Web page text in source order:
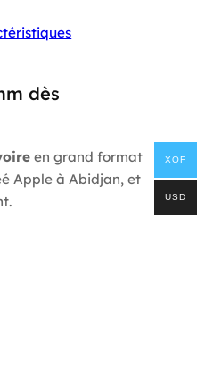
dès
en grand format
Apple à Abidjan, et
XOF
USD